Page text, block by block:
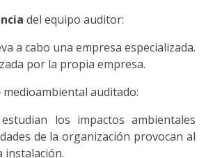
del equipo auditor:
a cabo una empresa especializada.
por la propia empresa.
medioambiental auditado:
los impactos ambientales
de la organización provocan al
instalación.